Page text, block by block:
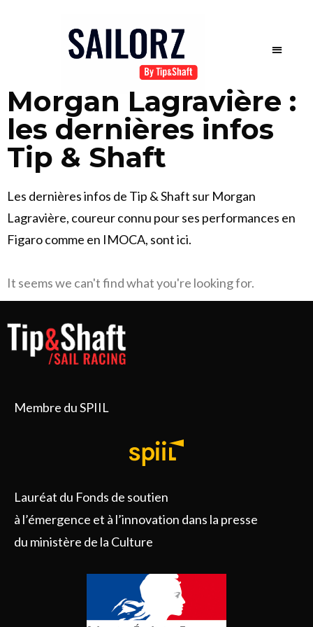
Morgan Lagravière :
les dernières infos
Tip & Shaft
Les dernières infos de Tip & Shaft sur Morgan
Lagravière, coureur connu pour ses performances en
Figaro comme en IMOCA, sont ici.
It seems we can't find what you're looking for.
Membre du SPIIL
Lauréat du Fonds de soutien
à l’émergence et à l’innovation dans la presse
du ministère de la Culture